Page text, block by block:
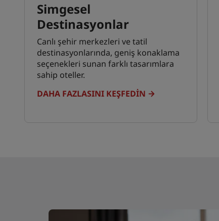
Simgesel
Destinasyonlar
Canlı şehir merkezleri ve tatil
destinasyonlarında, geniş konaklama
seçenekleri sunan farklı tasarımlara
sahip oteller.
DAHA FAZLASINI KEŞFEDIN